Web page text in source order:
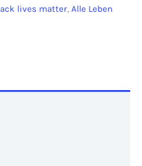
lives matter, Alle Leben